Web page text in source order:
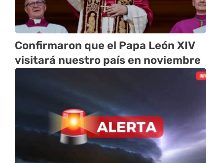
Confirmaron que el Papa León XIV
visitará nuestro país en noviembre